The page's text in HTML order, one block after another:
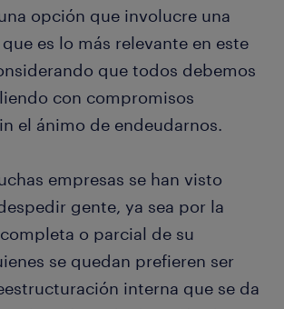
opción que involucre una
es lo más relevante en este
que todos debemos
con compromisos
el ánimo de endeudarnos.
empresas se han visto
gente, ya sea por la
o parcial de su
se quedan prefieren ser
interna que se da